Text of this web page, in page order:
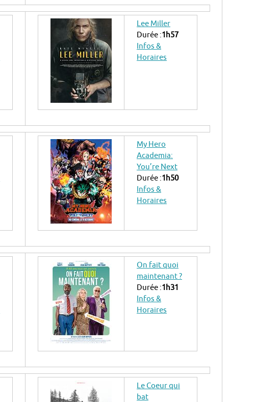
Lee Miller
Durée :1h57
Infos &
Horaires
My Hero
Academia:
You’re Next
Durée :1h50
Infos &
Horaires
On fait quoi
maintenant ?
Durée :1h31
Infos &
Horaires
Le Coeur qui
bat